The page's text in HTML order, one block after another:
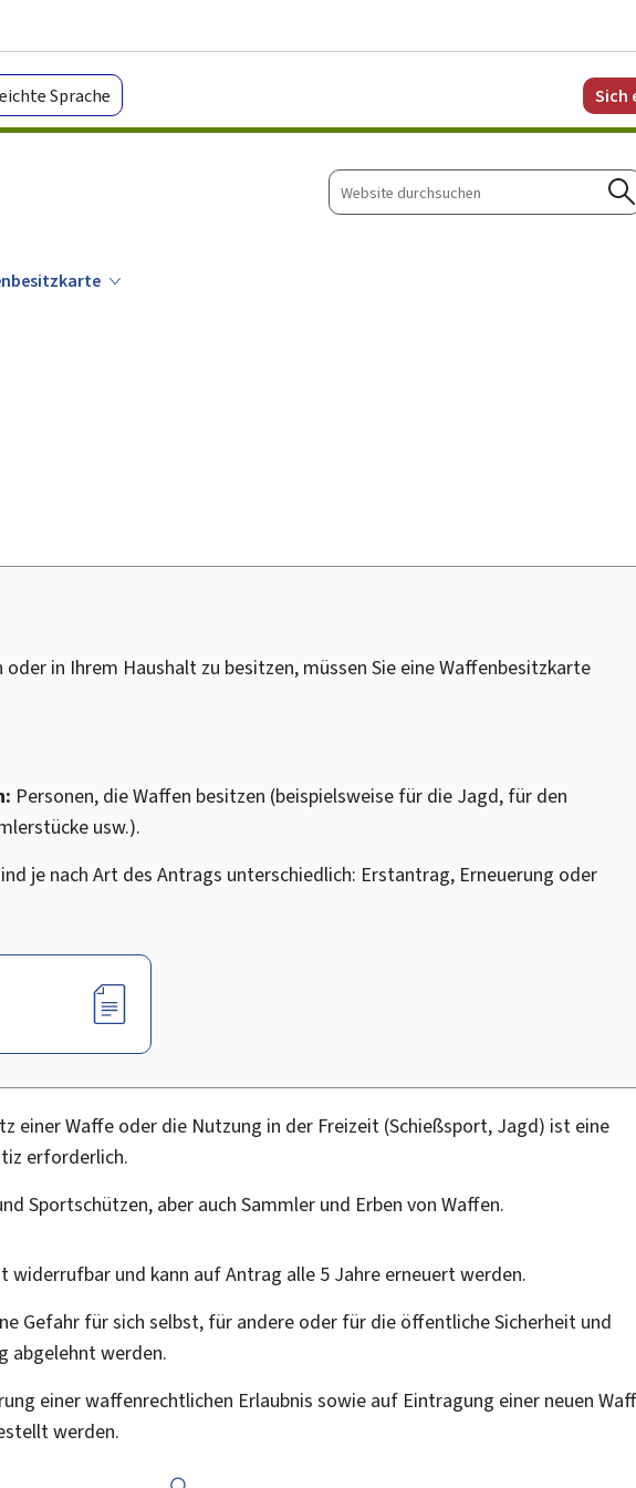
Sprache Sich
Website
durchsuchen
in Ihrem Haushalt zu besitzen, müssen Sie eine Waffenbesitzkarte
Personen, die Waffen besitzen (beispielsweise für die Jagd, für den
usw.).
je nach Art des Antrags unterschiedlich: Erstantrag, Erneuerung oder
einer Waffe oder die Nutzung in der Freizeit (Schießsport, Jagd) ist eine
erforderlich.
Sportschützen, aber auch Sammler und Erben von Waffen.
widerrufbar und kann auf Antrag alle 5 Jahre erneuert werden.
Gefahr für sich selbst, für andere oder für die öffentliche Sicherheit und
abgelehnt werden.
einer waffenrechtlichen Erlaubnis sowie auf Eintragung einer neuen
werden.